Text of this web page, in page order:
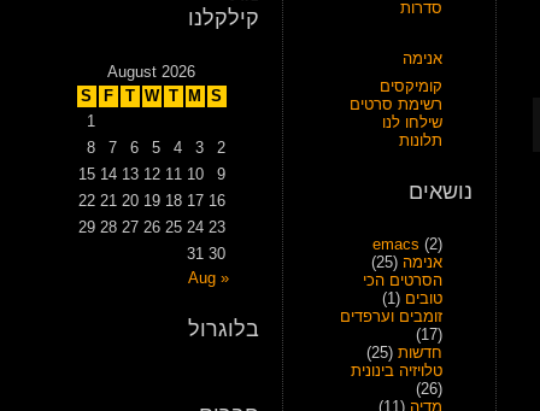
סדרות
אנימה
קומיקסים
רשימת סרטים
שילחו לנו
תלונות
נושאים
emacs (2)
אנימה (25)
הסרטים הכי
טובים (1)
זומבים וערפדים
(17)
חדשות (25)
טלויזיה בינונית
(26)
מדיה (11)
קילקלנו
August 2026
S
M
T
W
T
F
S
1
2
3
4
5
6
7
8
9
10
11
12
13
14
15
16
17
18
19
20
21
22
23
24
25
26
27
28
29
30
31
« Aug
בלוגרול